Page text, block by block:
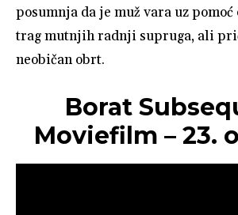
posumnja da je muž vara uz pomoć
trag mutnjih radnji supruga, ali
neobičan obrt.
Borat
Moviefilm – 23.